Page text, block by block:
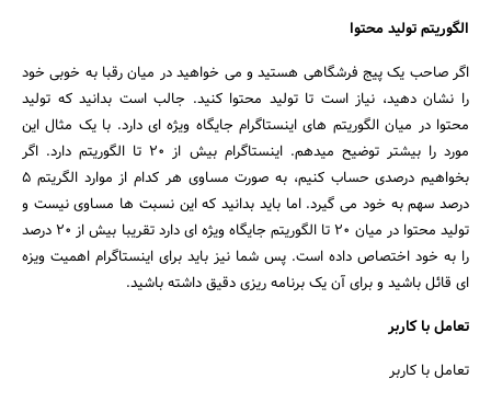
الگوریتم تولید محتوا
اگر صاحب یک پیج فرشگاهی هستید و می خواهید در میان رقبا به خوبی خود
را نشان دهید، نیاز است تا تولید محتوا کنید. جالب است بدانید که تولید
محتوا در میان الگوریتم های اینستاگرام جایگاه ویژه ای دارد. با یک مثال این
مورد را بیشتر توضیح میدهم. اینستاگرام بیش از 20 تا الگوریتم دارد. اگر
بخواهیم درصدی حساب کنیم، به صورت مساوی هر کدام از موارد الگریتم 5
درصد سهم به خود می گیرد. اما باید بدانید که این نسبت ها مساوی نیست و
تولید محتوا در میان 20 تا الگوریتم جایگاه ویژه ای دارد تقریبا بیش از 20 درصد
را به خود اختصاص داده است. پس شما نیز باید برای اینستاگرام اهمیت ویزه
ای قائل باشید و برای آن یک برنامه ریزی دقیق داشته باشید.
تعامل با کاربر
تعامل با کاربر